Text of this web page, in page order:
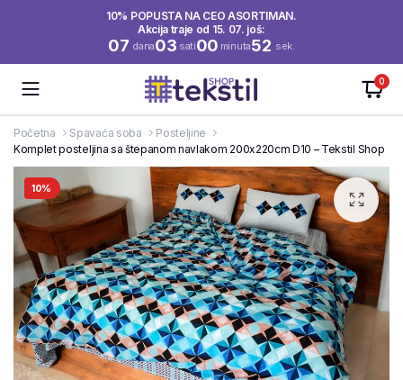
10% POPUSTA NA CEO ASORTIMAN.
Akcija traje od 15. 07. još:
07 dana03 sati00 minuta51 sek.
0
Početna Spavaća soba
Posteljine
Komplet posteljina sa štepanom navlakom 200x220cm D10 – Tekstil Shop
10%